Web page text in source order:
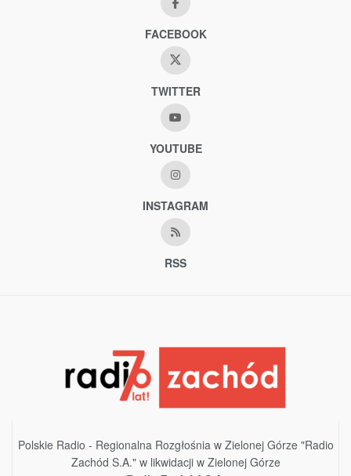
FACEBOOK
TWITTER
YOUTUBE
INSTAGRAM
RSS
Polskie Radio - Regionalna Rozgłośnia w Zielonej Górze "Radio
Zachód S.A." w likwidacji w Zielonej Górze